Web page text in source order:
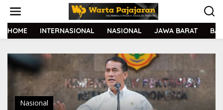
t
HOME INTERNASIONAL NASIONAL JAWA BARAT
Nasional